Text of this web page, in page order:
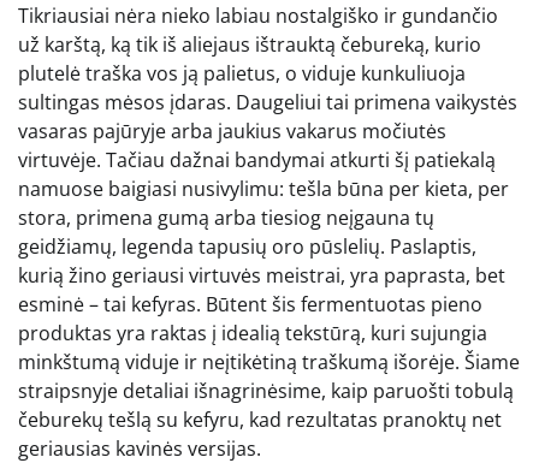
Tikriausiai nėra nieko labiau nostalgiško ir gundančio
už karštą, ką tik iš aliejaus ištrauktą čebureką, kurio
plutelė traška vos ją palietus, o viduje kunkuliuoja
sultingas mėsos įdaras. Daugeliui tai primena vaikystės
vasaras pajūryje arba jaukius vakarus močiutės
virtuvėje. Tačiau dažnai bandymai atkurti šį patiekalą
namuose baigiasi nusivylimu: tešla būna per kieta, per
stora, primena gumą arba tiesiog neįgauna tų
geidžiamų, legenda tapusių oro pūslelių. Paslaptis,
kurią žino geriausi virtuvės meistrai, yra paprasta, bet
esminė – tai kefyras. Būtent šis fermentuotas pieno
produktas yra raktas į idealią tekstūrą, kuri sujungia
minkštumą viduje ir neįtikėtiną traškumą išorėje. Šiame
straipsnyje detaliai išnagrinėsime, kaip paruošti tobulą
čeburekų tešlą su kefyru, kad rezultatas pranoktų net
geriausias kavinės versijas.